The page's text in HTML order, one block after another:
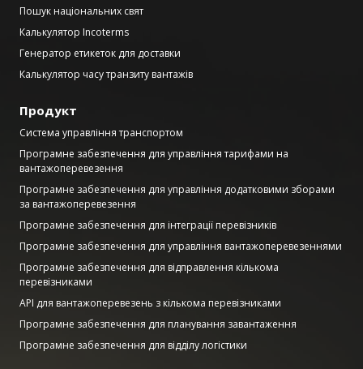
Пошук національних свят
Калькулятор Incoterms
Генератор етикеток для доставки
Калькулятор часу транзиту вантажів
Продукт
Система управління транспортом
Програмне забезпечення для управління тарифами на
вантажоперевезення
Програмне забезпечення для управління додатковими зборами
за вантажоперевезення
Програмне забезпечення для інтеграції перевізників
Програмне забезпечення для управління вантажоперевезеннями
Програмне забезпечення для відправлення кількома
перевізниками
API для вантажоперевезень з кількома перевізниками
Програмне забезпечення для планування завантаження
Програмне забезпечення для відділу логістики